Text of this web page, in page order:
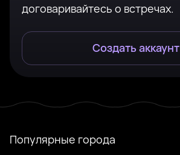
договаривайтесь о встречах.
Создать аккаунт
Популярные города